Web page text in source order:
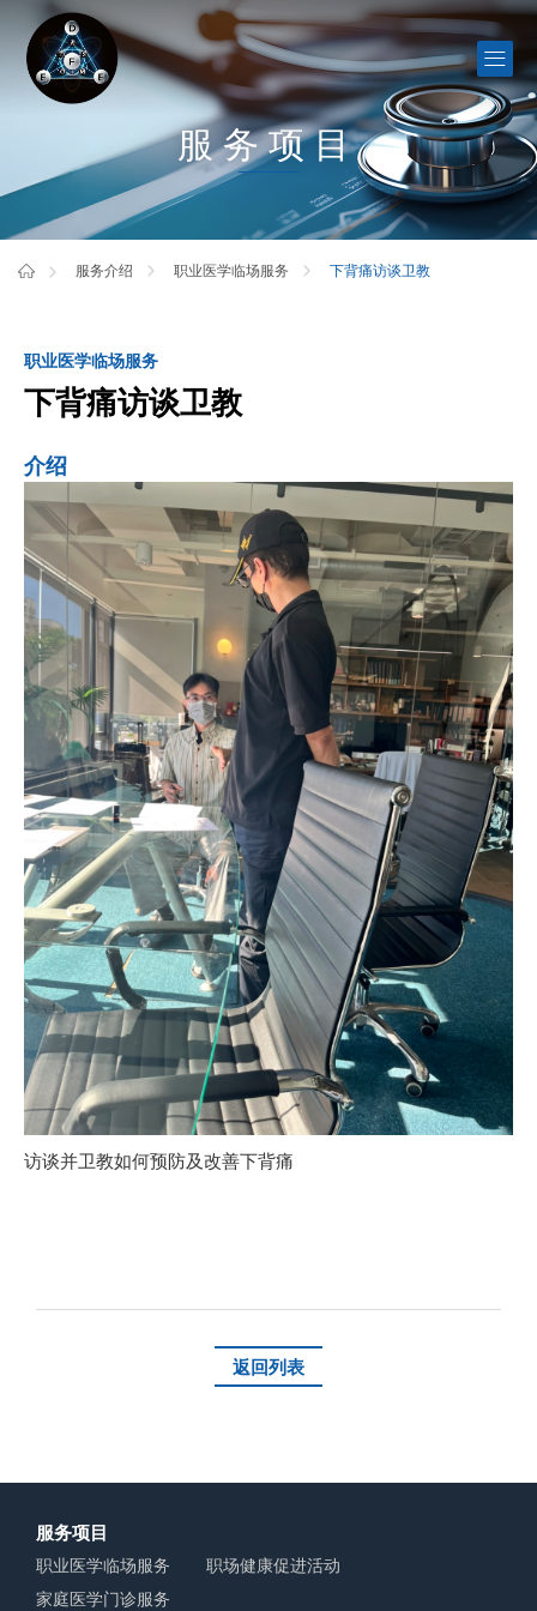
服务项目
服务介绍 职业医学临场服务 下背痛访谈卫教
职业医学临场服务
下背痛访谈卫教
介绍
访谈并卫教如何预防及改善下背痛
返回列表
服务项目
职业医学临场服务
职场健康促进活动
家庭医学门诊服务